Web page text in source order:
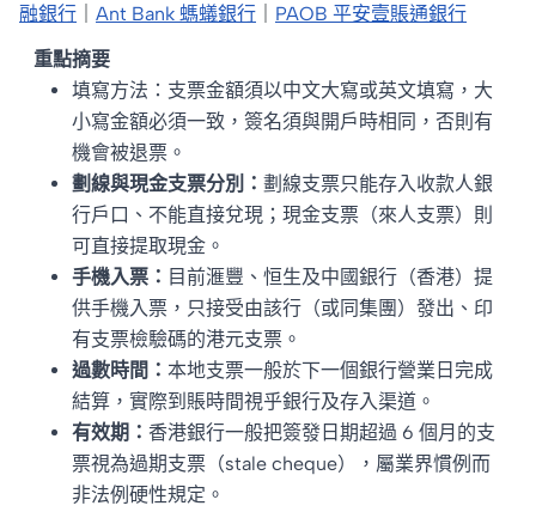
融銀行
Ant Bank 螞蟻銀行
PAOB 平安壹賬通銀行
重點摘要
填寫方法：支票金額須以中文大寫或英文填寫，大
小寫金額必須一致，簽名須與開戶時相同，否則有
機會被退票。
劃線與現金支票分別： 劃線支票只能存入收款人銀
行戶口、不能直接兌現；現金支票（來人支票）則
可直接提取現金。
手機入票： 目前滙豐、恒生及中國銀行（香港）提
供手機入票，只接受由該行（或同集團）發出、印
有支票檢驗碼的港元支票。
過數時間： 本地支票一般於下一個銀行營業日完成
結算，實際到賬時間視乎銀行及存入渠道。
有效期： 香港銀行一般把簽發日期超過 6 個月的支
票視為過期支票（stale cheque），屬業界慣例而
非法例硬性規定。